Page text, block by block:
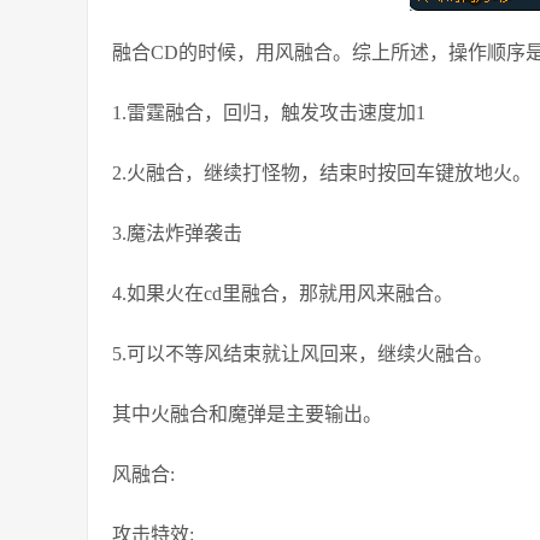
融合CD的时候，用风融合。综上所述，操作顺序
1.雷霆融合，回归，触发攻击速度加1
2.火融合，继续打怪物，结束时按回车键放地火。
3.魔法炸弹袭击
4.如果火在cd里融合，那就用风来融合。
5.可以不等风结束就让风回来，继续火融合。
其中火融合和魔弹是主要输出。
风融合:
攻击特效: